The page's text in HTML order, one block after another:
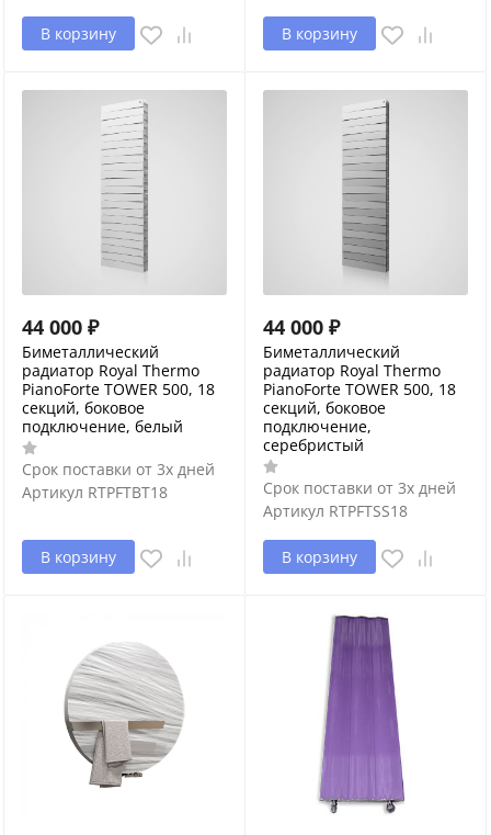
В корзину В корзину
44 000 ₽
Биметаллический
радиатор Royal Thermo
PianoForte TOWER 500, 18
секций, боковое
подключение, белый
Срок поставки от 3х дней
Артикул RTPFTBT18
В корзину
44 000 ₽
Биметаллический
радиатор Royal Thermo
PianoForte TOWER 500, 18
секций, боковое
подключение,
серебристый
Срок поставки от 3х дней
Артикул RTPFTSS18
В корзину